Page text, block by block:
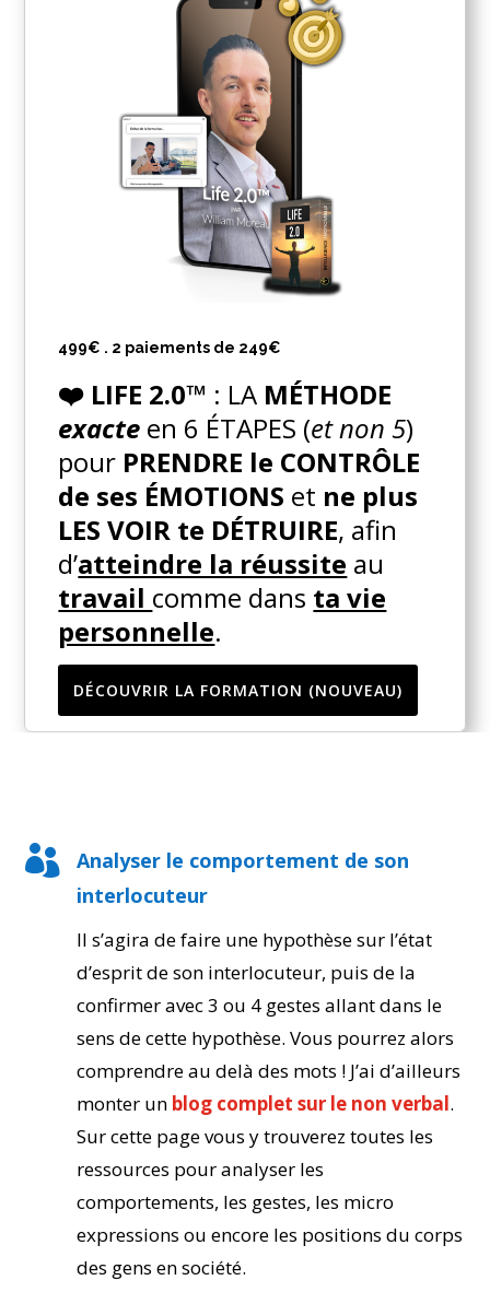
499€ . 2 paiements de 249€
❤️ LIFE 2.0™ : LA MÉTHODE
exacte en 6 ÉTAPES (et non 5)
pour PRENDRE le CONTRÔLE
de ses ÉMOTIONS et ne plus
LES VOIR te DÉTRUIRE, afin
d’atteindre la réussite au
travail comme dans ta vie
personnelle.
DÉCOUVRIR LA FORMATION (NOUVEAU)

Analyser le comportement de son
interlocuteur
Il s’agira de faire une hypothèse sur l’état
d’esprit de son interlocuteur, puis de la
confirmer avec 3 ou 4 gestes allant dans le
sens de cette hypothèse. Vous pourrez alors
comprendre au delà des mots ! J’ai d’ailleurs
monter un blog complet sur le non verbal.
Sur cette page vous y trouverez toutes les
ressources pour analyser les
comportements, les gestes, les micro
expressions ou encore les positions du corps
des gens en société.